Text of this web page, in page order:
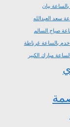
بيان
سعد العبدالله
صباح السالم
خدم بالساعة غرناطة
مبارك الكبير